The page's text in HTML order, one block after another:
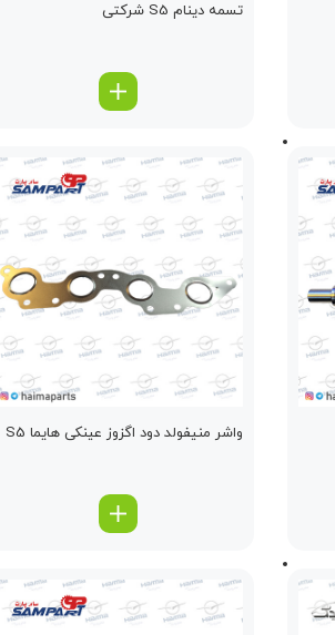
تسمه دینام S5 شرکتی
واشر منیفولد دود اگزوز عینکی هایما S5